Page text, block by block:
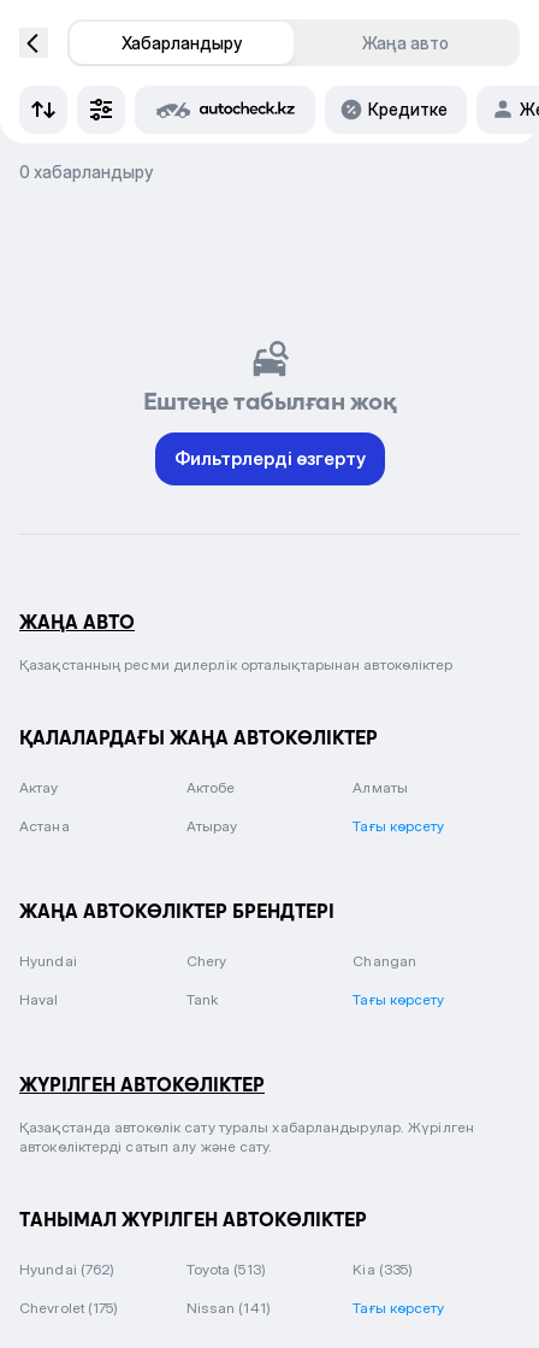
Хабарландыру Жаңа авто
Кредитке
0 хабарландыру
Ештеңе табылған жоқ
Фильтрлерді өзгерту
ЖАҢА АВТО
Қазақстанның ресми дилерлік орталықтарынан автокөліктер
ҚАЛАЛАРДАҒЫ ЖАҢА АВТОКӨЛІКТЕР
Актау Актобе Алматы
Астана Атырау Тағы көрсету
ЖАҢА АВТОКӨЛІКТЕР БРЕНДТЕРІ
Hyundai Chery Changan
Haval Tank Тағы көрсету
ЖҮРІЛГЕН АВТОКӨЛІКТЕР
Қазақстанда автокөлік сату туралы хабарландырулар. Жүрілген
автокөліктерді сатып алу және сату.
ТАНЫМАЛ ЖҮРІЛГЕН АВТОКӨЛІКТЕР
Hyundai (762) Toyota (513) Kia (335)
Chevrolet (175) Nissan (141) Тағы көрсету